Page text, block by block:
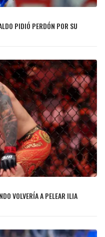
PIDIÓ PERDÓN POR SU
VOLVERÍA A PELEAR ILIA